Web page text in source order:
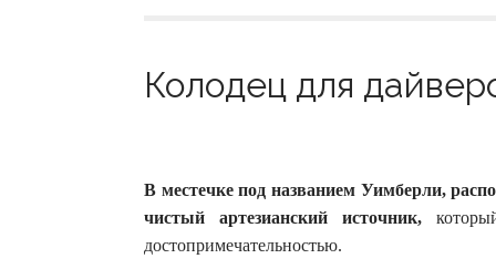
Колодец для
В местечке под названием Уимберли,
чистый артезианский источник,
достопримечательностью.